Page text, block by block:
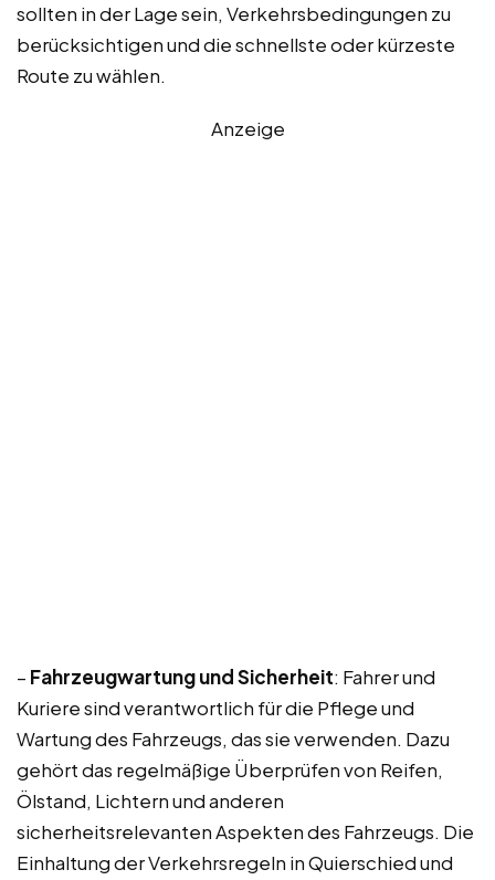
sollten in der Lage sein, Verkehrsbedingungen zu
berücksichtigen und die schnellste oder kürzeste
Route zu wählen.
Anzeige
– Fahrzeugwartung und Sicherheit: Fahrer und
Kuriere sind verantwortlich für die Pflege und
Wartung des Fahrzeugs, das sie verwenden. Dazu
gehört das regelmäßige Überprüfen von Reifen,
Ölstand, Lichtern und anderen
sicherheitsrelevanten Aspekten des Fahrzeugs. Die
Einhaltung der Verkehrsregeln in Quierschied und